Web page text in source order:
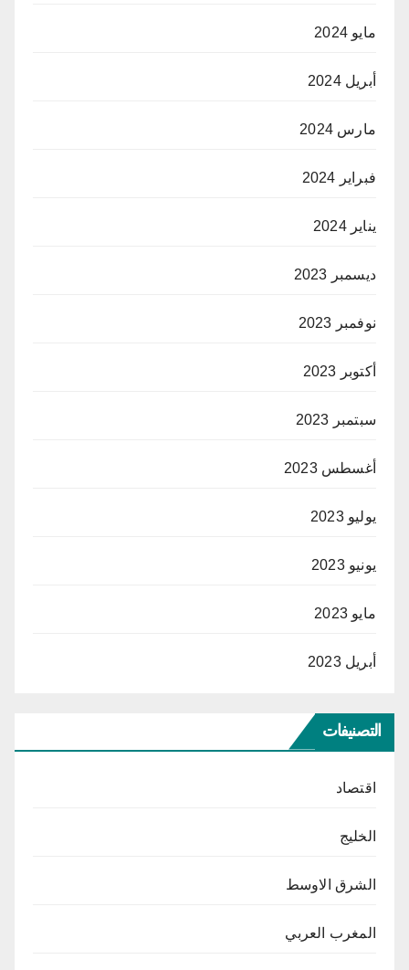
مايو 2024
أبريل 2024
مارس 2024
فبراير 2024
يناير 2024
ديسمبر 2023
نوفمبر 2023
أكتوبر 2023
سبتمبر 2023
أغسطس 2023
يوليو 2023
يونيو 2023
مايو 2023
أبريل 2023
التصنيفات
اقتصاد
الخليج
الشرق الاوسط
المغرب العربي